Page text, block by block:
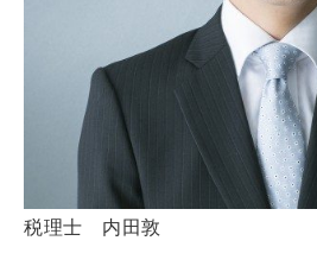
税理士 内田敦